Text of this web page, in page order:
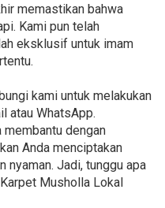
memastikan bahwa
Kami pun telah
eksklusif untuk imam
kami untuk melakukan
atau WhatsApp.
dengan
Anda menciptakan
nyaman. Jadi, tunggu apa
Musholla Lokal